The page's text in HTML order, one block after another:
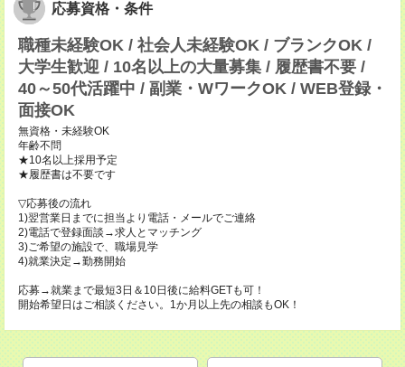
応募資格・条件
職種未経験OK / 社会人未経験OK / ブランクOK /
大学生歓迎 / 10名以上の大量募集 / 履歴書不要 /
40～50代活躍中 / 副業・WワークOK / WEB登録・
面接OK
無資格・未経験OK
年齢不問
★10名以上採用予定
★履歴書は不要です
▽応募後の流れ
1)翌営業日までに担当より電話・メールでご連絡
2)電話で登録面談→求人とマッチング
3)ご希望の施設で、職場見学
4)就業決定→勤務開始
応募→就業まで最短3日＆10日後に給料GETも可！
開始希望日はご相談ください。1か月以上先の相談もOK！